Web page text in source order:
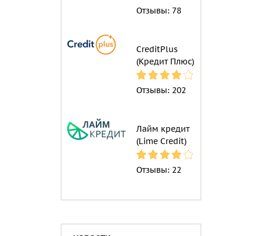
Отзывы: 78
CreditPlus
(Кредит Плюс)
Отзывы: 202
Лайм кредит
(Lime Credit)
Отзывы: 22